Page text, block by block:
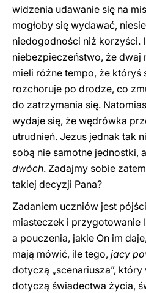
widzenia udawanie się na
mogłoby się wydawać,
niedogodności niż korzyści.
niebezpieczeństwo, że dwaj
mieli różne tempo, że któryś
rozchoruje po drodze, co
do zatrzymania się.
wydaje się, że wędrówka
utrudnień. Jezus jednak tak
sobą nie samotne jednostki,
dwóch. Zadajmy sobie
takiej decyzji Pana?
Zadaniem uczniów jest
miasteczek i przygotowanie
a pouczenia, jakie On im
mają mówić, ile tego, jacy
dotyczą „scenariusza”,
dotyczą świadectwa życia,